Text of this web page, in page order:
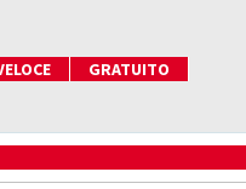
GRATUITO